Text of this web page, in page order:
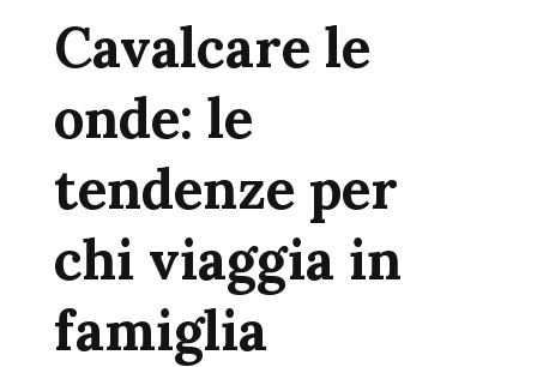
Cavalcare le
onde: le
tendenze per
chi viaggia in
famiglia